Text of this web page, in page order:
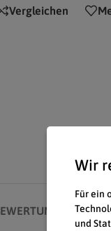
Vergleichen
(0)
Wir
Für ein
und